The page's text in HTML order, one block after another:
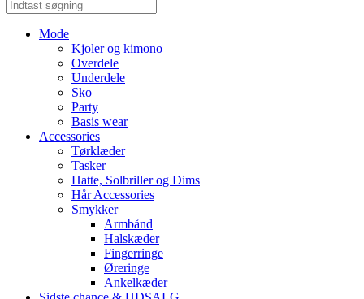
Mode
Kjoler og kimono
Overdele
Underdele
Sko
Party
Basis wear
Accessories
Tørklæder
Tasker
Hatte, Solbriller og Dims
Hår Accessories
Smykker
Armbånd
Halskæder
Fingerringe
Øreringe
Ankelkæder